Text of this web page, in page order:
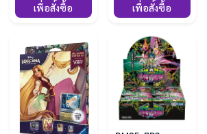
เพื่อสั่งซื้อ
เพื่อสั่งซื้อ